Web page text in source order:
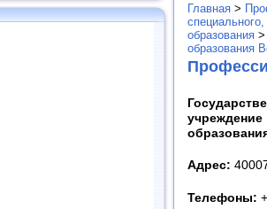
Главная >
образования
образования
Адрес:
Телефоны: